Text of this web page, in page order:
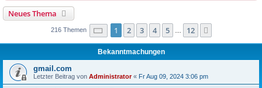
Neues Thema
216 Themen Seite 1von 12
1 2 3 4 5 12
Bekanntmachungen
gmail.com
Letzter Beitrag von Administrator« Fr Aug 09, 2024 3:06 pm